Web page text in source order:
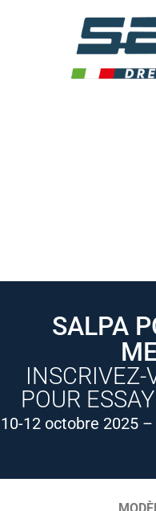
SALPA
INSCRIVEZ-
POUR
10-12 octobre 2025